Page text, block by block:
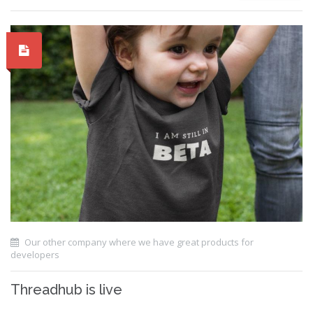
Our other company where we have great products for
developers
Threadhub is live